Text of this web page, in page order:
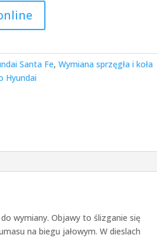
Santa Fe,Wymiana sprzęgła i koła
Hyundai
wymiany. Objawy to ślizganie się
na biegu jałowym. W dieslach